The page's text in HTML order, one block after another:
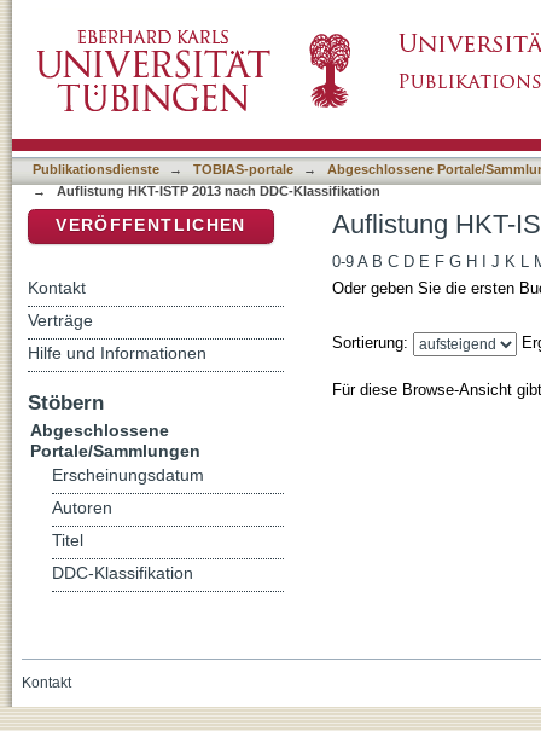
Publikationsdienste → TOBIAS-portale →
Abgeschlossene Portale/
→
Auflistung HKT-ISTP 2013 nach DDC-Klassifikation
Auflistung HKT-
0-9 A B C D E F G H J K L
Oder geben Sie die ersten
Sortierung:
Für diese Browse-Ansicht
VERÖFFENTLICHEN
Kontakt
Verträge
Hilfe und Informationen
Stöbern
Abgeschlossene
Portale/Sammlungen
Erscheinungsdatum
Autoren
Titel
DDC-Klassifikation
Kontakt